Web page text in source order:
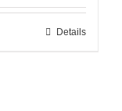
Details